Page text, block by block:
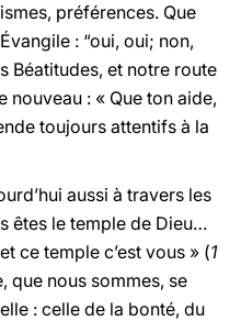
préférences. Que
: “oui, oui; non,
Béatitudes, et notre route
nouveau : « Que ton aide,
toujours attentifs à la
aussi à travers les
êtes le temple de Dieu…
ce temple c’est vous » (1
que nous sommes, se
: celle de la bonté, du